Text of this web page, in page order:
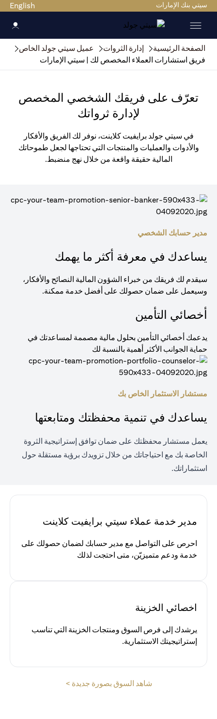
سيتي بنك الإمارات English
الصفحة الرئيسية إدارة الثروات
عميل سيتي جولد الخاص
فريق استشارات العملاء المخصص لك | سيتي الإمارات
تعرّف على فريقك الشخصي المخصص
لإدارة ثرواتك
في سيتي جولد برايفيت كلاينت، نوفر لك الفريق والأفكار
والأدوات والعمليات والمنتجات التي تحتاجها لجعل طموحاتك
المالية حقيقة واقعة من خلال نهج منضبط.
مدير حسابك الشخصي
يساعدك في معرفة أكثر ما يهمك
سيقدم لك فريقك من خبراء الشؤون المالية النصائح والأفكار،
وسيعمل على ضمان حصولك على أفضل خدمة ممكنة.
أخصائي التأمين
يدعمك أخصائي التأمين بحلول مالية مصممة لمساعدتك في
حماية الجوانب الأكثر أهمية بالنسبة لك
مستشار الاستثمار الخاص بك
يساعدك في تنمية محفظتك ومتابعتها
يعمل مستشار محفظتك على ضمان توافق إستراتيجية الثروة
الخاصة بك مع احتياجاتك من خلال تزويدك برؤية مستقلة حول
استثماراتك.
مدير خدمة عملاء سيتي برايفيت كلاينت
احرص على التواصل مع مدير حسابك لضمان حصولك على
خدمة ودعم متميزيّن، متى احتجت لذلك
اخصائي الخزينة
يرشدك إلى فرص السوق ومنتجات الخزينة التي تناسب
إستراتيجيتك الاستثمارية.
شاهد السوق بصورة جديدة >